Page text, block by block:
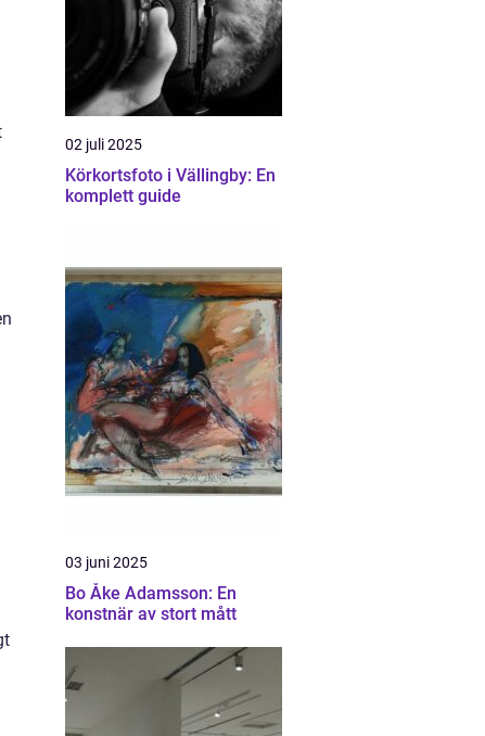
02 juli 2025
Körkortsfoto i Vällingby: En
komplett guide
03 juni 2025
Bo Åke Adamsson: En
konstnär av stort mått